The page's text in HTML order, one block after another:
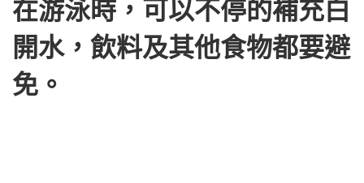
在游泳時，可以不停的補充白
開水，飲料及其他食物都要避
免。